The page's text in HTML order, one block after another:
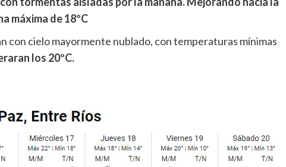
máxima de 18ºC
con cielo mayormente nublado, con temperaturas mínimas
los 20ºC.